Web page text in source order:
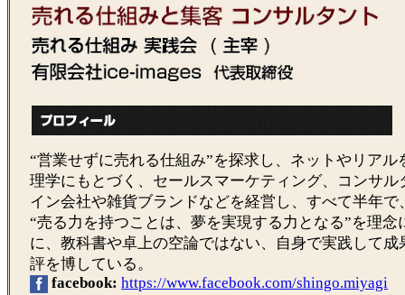
“営業せずに売れる仕組み”を探求し、ネットやリア
理学にもとづく、セールスマーケティング、コンサ
イン会社や雑貨ブランドなどを経営し、すべて半年
“売る力を持つことは、夢を実現する力となる”を理
に、教科書や卓上の空論ではない、自身で実践して
評を博している。
facebook: https://www.facebook.com/shingo.miyagi